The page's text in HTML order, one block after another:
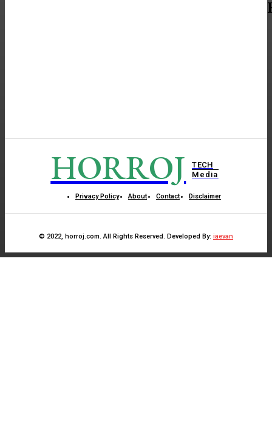
HORROJ
TECH
Media
Privacy Policy About Contact Disclaimer
© 2022, horroj.com. All Rights Reserved. Developed By: iaevan